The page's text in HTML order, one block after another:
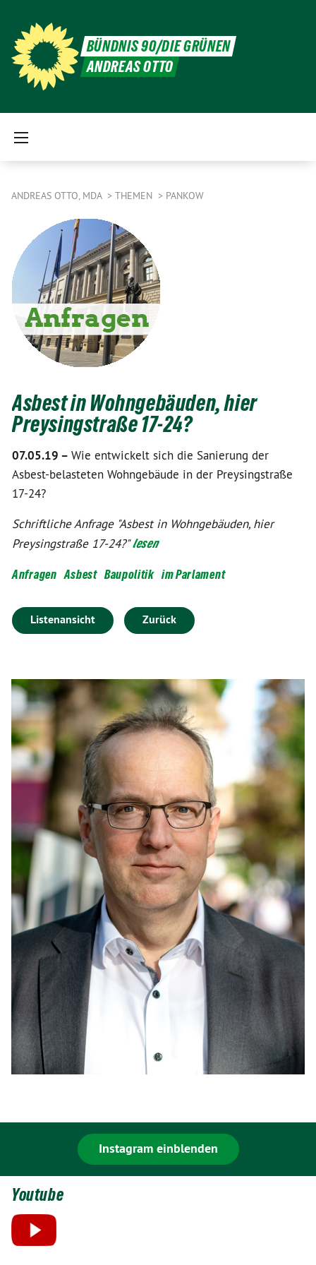
BÜNDNIS 90/DIE GRÜNEN
ANDREAS OTTO
ANDREAS OTTO, MDA THEMEN PANKOW
Asbest in Wohngebäuden, hier
Preysingstraße 17-24?
07.05.19 – Wie entwickelt sich die Sanierung der
Asbest-belasteten Wohngebäude in der Preysingstraße
17-24?
Schriftliche Anfrage "Asbest in Wohngebäuden, hier
Preysingstraße 17-24?"lesen
Anfragen Asbest Baupolitik im Parlament
Listenansicht Zurück
Instagram einblenden
Youtube